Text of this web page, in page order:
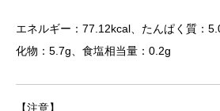
エネルギー：77.12kcal、たんぱく質：
化物：5.7g、食塩相当量：0.2g
【注意】